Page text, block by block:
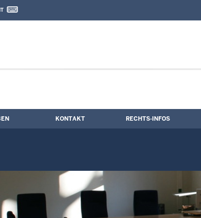
Kontaktformular
KONTAKT RECHTS-INFOS